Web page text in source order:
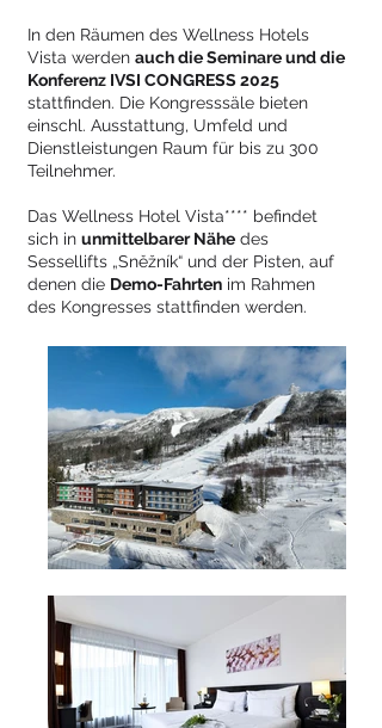
In den Räumen des Wellness Hotels
Vista werden auch die Seminare und die
Konferenz IVSI CONGRESS 2025
stattfinden. Die Kongresssäle bieten
einschl. Ausstattung, Umfeld und
Dienstleistungen Raum für bis zu 300
Teilnehmer.
Das Wellness Hotel Vista**** befindet
sich in unmittelbarer Nähe des
Sessellifts „Sněžník“ und der Pisten, auf
denen die Demo-Fahrten im Rahmen
des Kongresses stattfinden werden.